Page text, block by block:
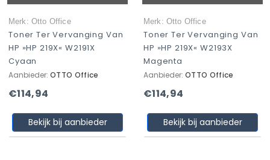
Merk: Otto Office
Toner Ter Vervanging Van
HP »HP 219X« W2191X
Cyaan
Aanbieder: OTTO Office
€114,94
Bekijk bij aanbieder
Merk: Otto Office
Toner Ter Vervanging Van
HP »HP 219X« W2193X
Magenta
Aanbieder: OTTO Office
€114,94
Bekijk bij aanbieder